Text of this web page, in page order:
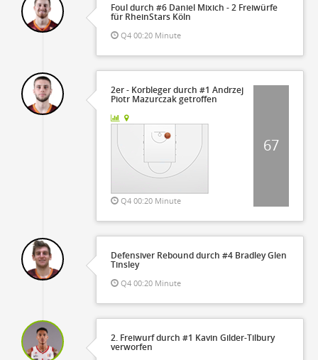
Foul durch #6 Daniel Mixich - 2 Freiwürfe
für RheinStars Köln
Q4 00:20 Minute
2er - Korbleger durch #1 Andrzej
Piotr Mazurczak getroffen
Q4 00:20 Minute
67
Defensiver Rebound durch #4 Bradley Glen
Tinsley
Q4 00:20 Minute
2. Freiwurf durch #1 Kavin Gilder-Tilbury
verworfen